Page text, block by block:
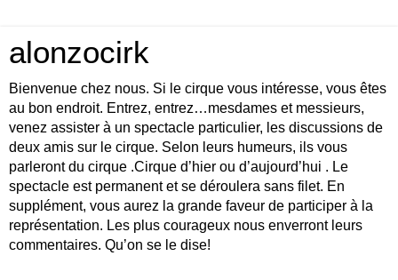
alonzocirk
Bienvenue chez nous. Si le cirque vous intéresse, vous êtes
au bon endroit. Entrez, entrez…mesdames et messieurs,
venez assister à un spectacle particulier, les discussions de
deux amis sur le cirque. Selon leurs humeurs, ils vous
parleront du cirque .Cirque d’hier ou d’aujourd’hui . Le
spectacle est permanent et se déroulera sans filet. En
supplément, vous aurez la grande faveur de participer à la
représentation. Les plus courageux nous enverront leurs
commentaires. Qu’on se le dise!